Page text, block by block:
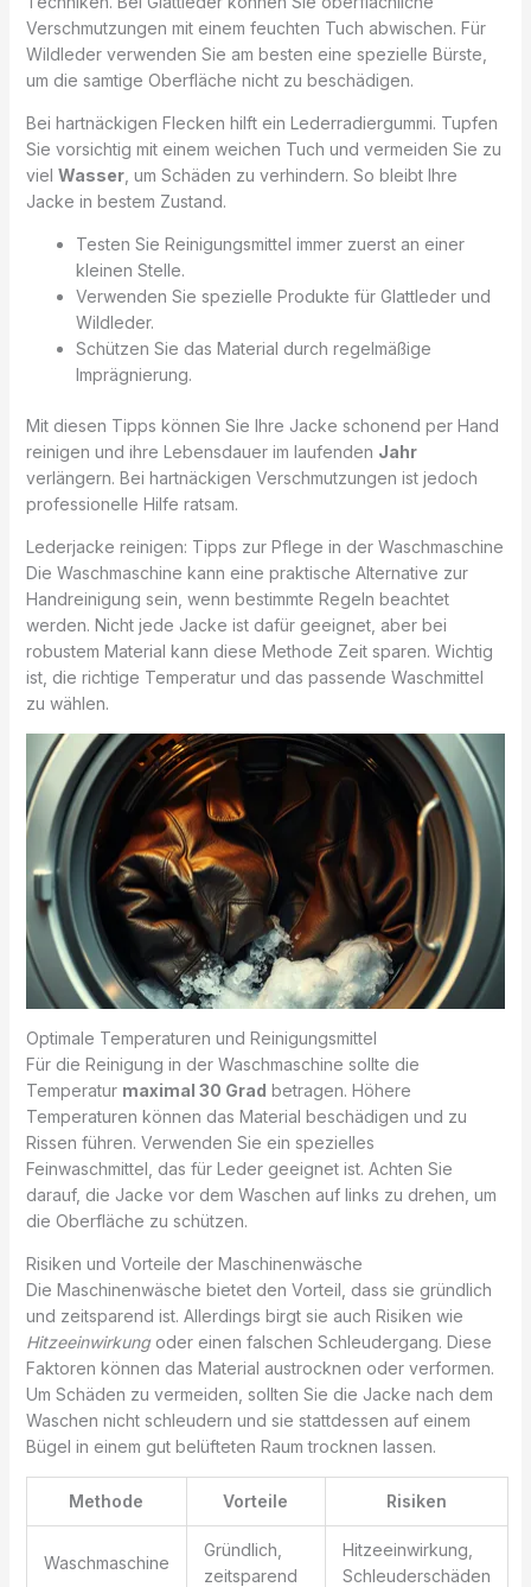
Verschmutzungen mit einem feuchten Tuch abwischen. Für
Wildleder verwenden Sie am besten eine spezielle Bürste,
um die samtige Oberfläche nicht zu beschädigen.
Bei hartnäckigen Flecken hilft ein Lederradiergummi. Tupfen
Sie vorsichtig mit einem weichen Tuch und vermeiden Sie zu
viel Wasser, um Schäden zu verhindern. So bleibt Ihre
Jacke in bestem Zustand.
Testen Sie Reinigungsmittel immer zuerst an einer
kleinen Stelle.
Verwenden Sie spezielle Produkte für Glattleder und
Wildleder.
Schützen Sie das Material durch regelmäßige
Imprägnierung.
Mit diesen Tipps können Sie Ihre Jacke schonend per Hand
reinigen und ihre Lebensdauer im laufenden Jahr
verlängern. Bei hartnäckigen Verschmutzungen ist jedoch
professionelle Hilfe ratsam.
Lederjacke reinigen: Tipps zur Pflege in der Waschmaschine
Die Waschmaschine kann eine praktische Alternative zur
Handreinigung sein, wenn bestimmte Regeln beachtet
werden. Nicht jede Jacke ist dafür geeignet, aber bei
robustem Material kann diese Methode Zeit sparen. Wichtig
ist, die richtige Temperatur und das passende Waschmittel
zu wählen.
Optimale Temperaturen und Reinigungsmittel
Für die Reinigung in der Waschmaschine sollte die
Temperatur maximal 30 Grad betragen. Höhere
Temperaturen können das Material beschädigen und zu
Rissen führen. Verwenden Sie ein spezielles
Feinwaschmittel, das für Leder geeignet ist. Achten Sie
darauf, die Jacke vor dem Waschen auf links zu drehen, um
die Oberfläche zu schützen.
Risiken und Vorteile der Maschinenwäsche
Die Maschinenwäsche bietet den Vorteil, dass sie gründlich
und zeitsparend ist. Allerdings birgt sie auch Risiken wie
Hitzeeinwirkungoder einen falschen Schleudergang. Diese
Faktoren können das Material austrocknen oder verformen.
Um Schäden zu vermeiden, sollten Sie die Jacke nach dem
Waschen nicht schleudern und sie stattdessen auf einem
Bügel in einem gut belüfteten Raum trocknen lassen.
Methode Vorteile Risiken
Waschmaschine
Gründlich,
zeitsparend
Hitzeeinwirkung,
Schleuderschäden